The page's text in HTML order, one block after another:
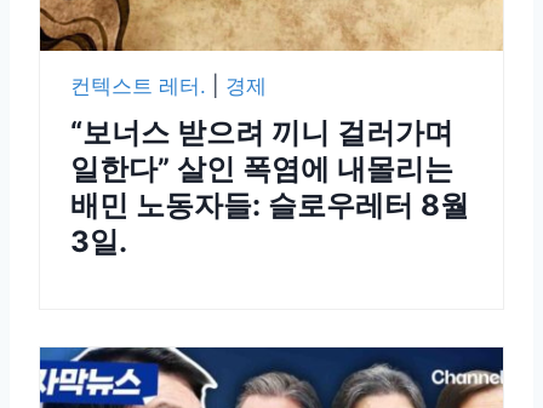
컨텍스트 레터. 경제
“보너스 받으려 끼니 걸러가며
일한다” 살인 폭염에 내몰리는
배민 노동자들: 슬로우레터 8월
3일.